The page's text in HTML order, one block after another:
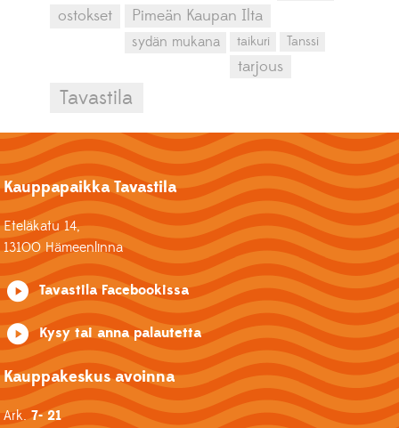
ostokset Pimeän Kaupan Ilta
sydän mukana taikuri Tanssi
tarjous
Tavastila
Kauppapaikka Tavastila
Eteläkatu 14,
13100 Hämeenlinna
Tavastila Facebookissa
Kysy tai anna palautetta
Kauppakeskus avoinna
Ark.7- 21